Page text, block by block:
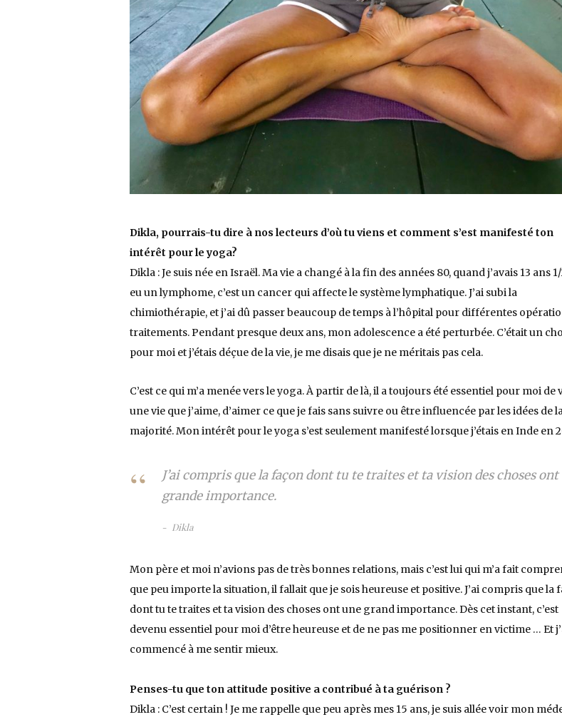
Dikla, pourrais-tu dire à nos lecteurs d’où tu viens et comment s’est manifesté ton
intérêt pour le yoga?
Dikla : Je suis née en Israël. Ma vie a changé à la fin des années 80, quand j’avais 13 ans 1/
eu un lymphome, c’est un cancer qui affecte le système lymphatique. J’ai subi la
chimiothérapie, et j’ai dû passer beaucoup de temps à l’hôpital pour différentes
traitements. Pendant presque deux ans, mon adolescence a été perturbée. C’était un
pour moi et j’étais déçue de la vie, je me disais que je ne méritais pas cela.
C’est ce qui m’a menée vers le yoga. À partir de là, il a toujours été essentiel pour moi de
une vie que j’aime, d’aimer ce que je fais sans suivre ou être influencée par les idées de
majorité. Mon intérêt pour le yoga s’est seulement manifesté lorsque j’étais en Inde en
J’ai compris que la façon dont tu te traites et ta vision des choses ont
grande importance.
Dikla
Mon père et moi n’avions pas de très bonnes relations, mais c’est lui qui m’a fait
que peu importe la situation, il fallait que je sois heureuse et positive. J’ai compris que la
dont tu te traites et ta vision des choses ont une grand importance. Dès cet instant, c’est
devenu essentiel pour moi d’être heureuse et de ne pas me positionner en victime … Et
commencé à me sentir mieux.
Penses-tu que ton attitude positive a contribué à ta guérison ?
Dikla : C’est certain ! Je me rappelle que peu après mes 15 ans, je suis allée voir mon